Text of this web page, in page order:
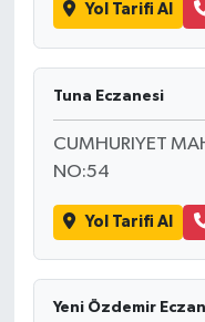
Yol Tarifi Al
Tuna Eczanesi
CUMHURIYET
NO:54
Yol Tarifi Al
Yeni Özdemir